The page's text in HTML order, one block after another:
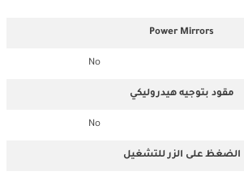
Power Mirrors
No
مقود بتوجيه هيدروليكي
No
الضغظ على الزر للتشغيل